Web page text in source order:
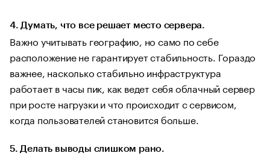
4. Думать, что все решает место сервера.
Важно учитывать географию, но само по себе
расположение не гарантирует стабильность. Гораздо
важнее, насколько стабильно инфраструктура
работает в часы пик, как ведет себя облачный сервер
при росте нагрузки и что происходит с сервисом,
когда пользователей становится больше.
5. Делать выводы слишком рано.